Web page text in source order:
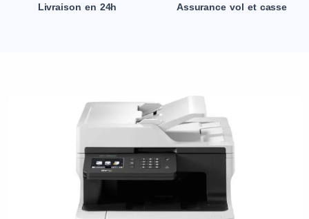
Livraison en 24h Assurance vol et casse